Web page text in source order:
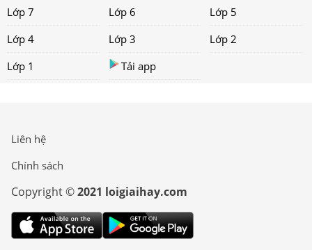
Lớp 7
Lớp 6
Lớp 5
Lớp 4
Lớp 3
Lớp 2
Lớp 1
Tải app
Liên hệ
Chính sách
Copyright ©2021 loigiaihay.com